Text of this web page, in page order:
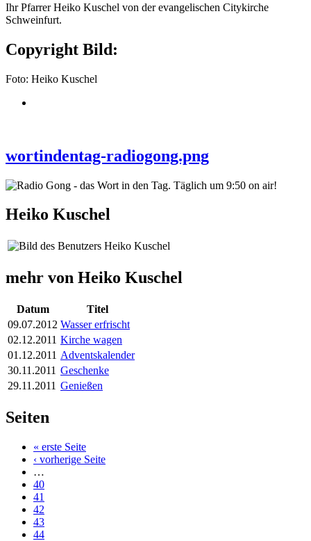
Ihr Pfarrer Heiko Kuschel von der evangelischen Citykirche
Schweinfurt.
Copyright Bild:
Foto: Heiko Kuschel
wortindentag-radiogong.png
Heiko Kuschel
mehr von Heiko Kuschel
Datum
Titel
09.07.2012 Wasser erfrischt
02.12.2011 Kirche wagen
01.12.2011 Adventskalender
30.11.2011 Geschenke
29.11.2011 Genießen
Seiten
« erste Seite
‹ vorherige Seite
…
40
41
42
43
44